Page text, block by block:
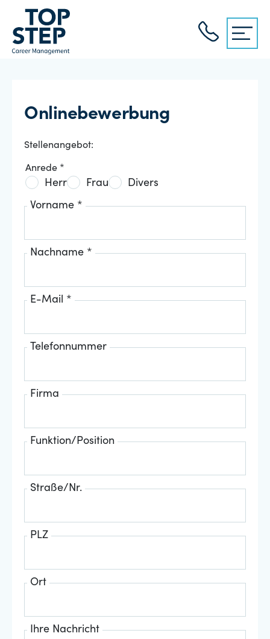
Onlinebewerbung
Stellenangebot:
Anrede *
Herr Frau Divers
Vorname *
Nachname *
E-Mail *
Telefonnummer
Firma
Funktion/Position
Straße/Nr.
PLZ
Ort
Ihre Nachricht